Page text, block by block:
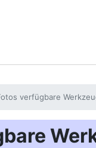
verfügbare